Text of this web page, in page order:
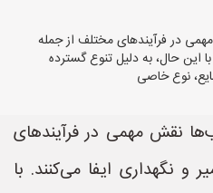
در فرآیندهای مختلف از جمله
این حال، به دلیل تنوع گسترده
نوع خاصی
نقش مهمی در فرآیندهای
و نگهداری ایفا می‌کنند. با